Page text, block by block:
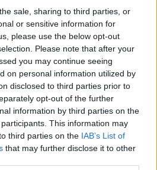
sale, sharing to third parties, or
or sensitive information for
please use the below opt-out
Please note that after your
you may continue seeing
on personal information utilized by
disclosed to third parties prior to
opt-out of the further
information by third parties on the
participants. This information may
third parties on the IAB’s List of
that may further disclose it to other
preparando a una sfida per
dall’IA alla
che riguardano, per
come coibentante per
candidatura fino alla
auguro ricada su Sos
voci stonate, ma solo
verso un traguardo
ci vedrà vittoriosi”, ha